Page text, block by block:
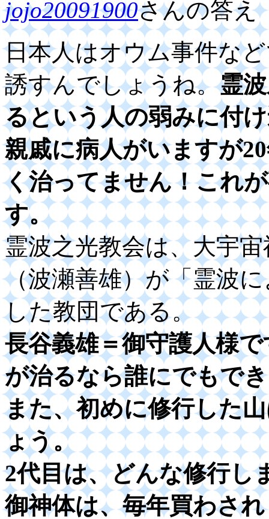
jojo20091900さんの答え
日本人はオウム事件な
誘すんでしょうね。霊
るという人の弱みに付
親戚に病人がいますが
く治ってません！これ
す。
霊波之光教会は、大宇
（波瀬善雄）が「霊波
した教団である。
長谷義雄＝御守護人様
が治るなら誰にでもで
また、初めに修行した
ょう。
2代目は、どんな修行し
御神体は、毎年買わさ